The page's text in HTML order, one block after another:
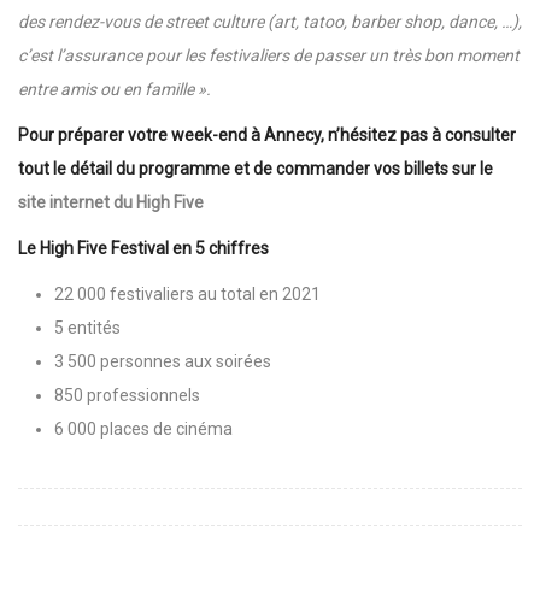
des rendez-vous de street culture (art, tatoo, barber shop, dance, …),
c’est l’assurance pour les festivaliers de passer un très bon moment
entre amis ou en famille ».
Pour préparer votre week-end à Annecy, n’hésitez pas à consulter
tout le détail du programme et de commander vos billets sur le
site internet du High Five
Le High Five Festival en 5 chiffres
22 000 festivaliers au total en 2021
5 entités
3 500 personnes aux soirées
850 professionnels
6 000 places de cinéma